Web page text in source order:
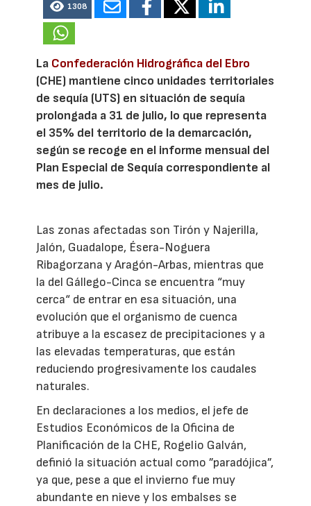
1308
La Confederación Hidrográfica del Ebro
(CHE) mantiene cinco unidades territoriales
de sequía (UTS) en situación de sequía
prolongada a 31 de julio, lo que representa
el 35% del territorio de la demarcación,
según se recoge en el informe mensual del
Plan Especial de Sequía correspondiente al
mes de julio.
Las zonas afectadas son Tirón y Najerilla,
Jalón, Guadalope, Ésera-Noguera
Ribagorzana y Aragón-Arbas, mientras que
la del Gállego-Cinca se encuentra “muy
cerca“ de entrar en esa situación, una
evolución que el organismo de cuenca
atribuye a la escasez de precipitaciones y a
las elevadas temperaturas, que están
reduciendo progresivamente los caudales
naturales.
En declaraciones a los medios, el jefe de
Estudios Económicos de la Oficina de
Planificación de la CHE, Rogelio Galván,
definió la situación actual como ”paradójica”,
ya que, pese a que el invierno fue muy
abundante en nieve y los embalses se